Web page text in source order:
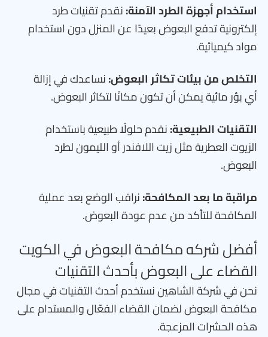
استخدام أجهزة الطرد الآمنة:نقدم تقنيات طرد
إلكترونية تدفع البعوض بعيدًا عن المنزل دون استخدام
مواد كيميائية.
التخلص من بيئات تكاثر البعوض:نساعدك في إزالة
أي بؤر مائية يمكن أن تكون مكانًا لتكاثر البعوض.
التقنيات الطبيعية:نقدم حلولًا طبيعية باستخدام
الزيوت العطرية مثل زيت اللافندر أو الليمون لطرد
البعوض.
مراقبة ما بعد المكافحة:نراقب الوضع بعد عملية
المكافحة للتأكد من عدم عودة البعوض.
أفضل شركه مكافحة البعوض في الكويت
القضاء على البعوض بأحدث التقنيات
نحن في شركة الشاهين نستخدم أحدث التقنيات في مجال
مكافحة البعوض لضمان القضاء الفعّال والمستدام على
هذه الحشرات المزعجة.